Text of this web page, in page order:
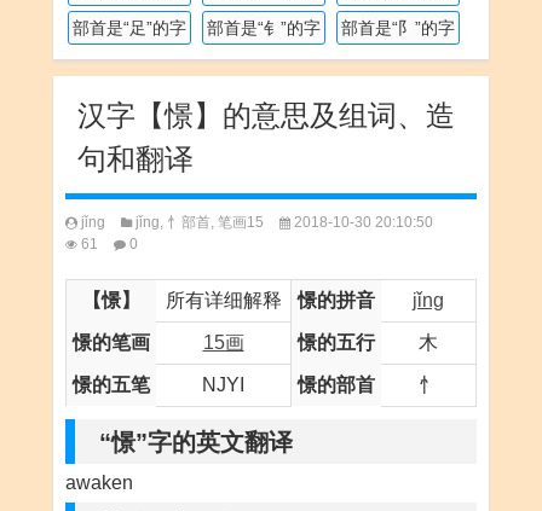
部首是“足”的字
部首是“钅”的字 部首是“阝”的字
汉字【憬】的意思及组词、造
句和翻译
jǐng jǐng, 忄部首, 笔画15
2018-10-30 20:10:50
61
0
【憬】 所有详细解释 憬的拼音 jǐng
憬的笔画 15画 憬的五行 木
憬的五笔 NJYI 憬的部首 忄
“憬”字的英文翻译
awaken